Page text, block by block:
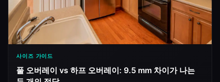
사이즈 가이드
풀 오버레이 vs 하프 오버레이: 9.5 mm 차이가 나는